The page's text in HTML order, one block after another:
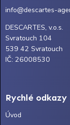
info@descartes-
DESCARTES, v.o.s.
Svratouch 104
539 42 Svratouch
IČ: 26008530
Rychlé odkazy
Úvod